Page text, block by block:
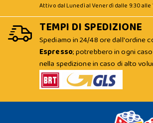
Attivo dal Lunedì al Venerdì dalle 9:30 alle
TEMPI DI SPEDIZIONE
Spediamo in 24/48 ore dall'ordine
Espresso; potrebbero in ogni
nella spedizione in caso di alto